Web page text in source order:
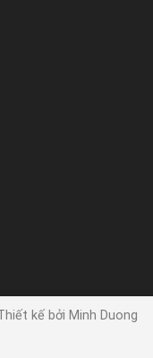
kế bởi Minh Duong